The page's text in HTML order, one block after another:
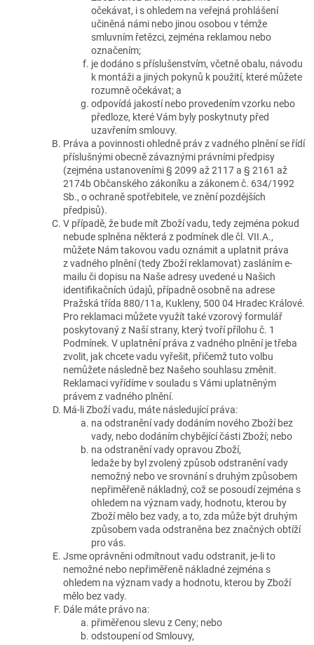
očekávat, i s ohledem na veřejná prohlášení
učiněná námi nebo jinou osobou v témže
smluvním řetězci, zejména reklamou nebo
označením;
je dodáno s příslušenstvím, včetně obalu, návodu
k montáži a jiných pokynů k použití, které můžete
rozumně očekávat; a
odpovídá jakostí nebo provedením vzorku nebo
předloze, které Vám byly poskytnuty před
uzavřením smlouvy.
Práva a povinnosti ohledně práv z vadného plnění se řídí
příslušnými obecně závaznými právními předpisy
(zejména ustanoveními § 2099 až 2117 a § 2161 až
2174b Občanského zákoníku a zákonem č. 634/1992
Sb., o ochraně spotřebitele, ve znění pozdějších
předpisů).
V případě, že bude mít Zboží vadu, tedy zejména pokud
nebude splněna některá z podmínek dle čl. VII.A.,
můžete Nám takovou vadu oznámit a uplatnit práva
z vadného plnění (tedy Zboží reklamovat) zasláním e-
mailu či dopisu na Naše adresy uvedené u Našich
identifikačních údajů, případně osobně na adrese
Pražská třída 880/11a, Kukleny, 500 04 Hradec Králové.
Pro reklamaci můžete využít také vzorový formulář
poskytovaný z Naší strany, který tvoří přílohu č. 1
Podmínek. V uplatnění práva z vadného plnění je třeba
zvolit, jak chcete vadu vyřešit, přičemž tuto volbu
nemůžete následně bez Našeho souhlasu změnit.
Reklamaci vyřídíme v souladu s Vámi uplatněným
právem z vadného plnění.
Má-li Zboží vadu, máte následující práva:
na odstranění vady dodáním nového Zboží bez
vady, nebo dodáním chybějící části Zboží; nebo
na odstranění vady opravou Zboží,
ledaže by byl zvolený způsob odstranění vady
nemožný nebo ve srovnání s druhým způsobem
nepřiměřeně nákladný, což se posoudí zejména s
ohledem na význam vady, hodnotu, kterou by
Zboží mělo bez vady, a to, zda může být druhým
způsobem vada odstraněna bez značných obtíží
pro vás.
Jsme oprávněni odmítnout vadu odstranit, je-li to
nemožné nebo nepřiměřeně nákladné zejména s
ohledem na význam vady a hodnotu, kterou by Zboží
mělo bez vady.
Dále máte právo na:
přiměřenou slevu z Ceny; nebo
odstoupení od Smlouvy,